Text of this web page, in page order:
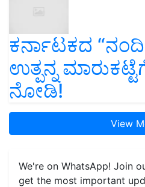
ಕರ್ನಾಟಕದ
ಉತ್ಪನ್ನ
ನೋಡಿ!
View
We're on WhatsApp! Join
get the most important